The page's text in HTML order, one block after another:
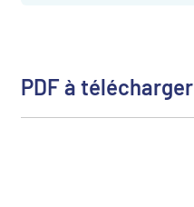
PDF à télécharger